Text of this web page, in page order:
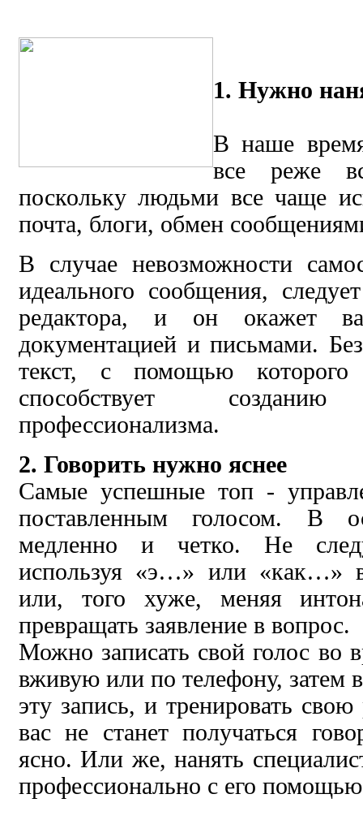
1. Нужно
В наше
все реже
поскольку людьми все чаще
почта, блоги, обмен
В случае невозможности
идеального сообщения,
редактора, и он окажет
документацией и письмами.
текст, с помощью
способствует
профессионализма.
2. Говорить нужно яснее
Самые успешные топ -
поставленным голосом. В
медленно и четко. Не
используя «э…» или «как…»
или, того хуже, меняя
превращать заявление в вопрос.
Можно записать свой голос во
вживую или по телефону, затем
эту запись, и тренировать
вас не станет получаться
ясно. Или же, нанять
профессионально с его